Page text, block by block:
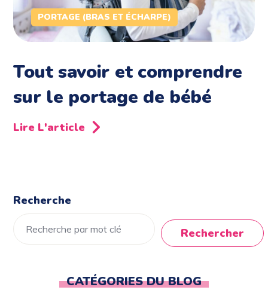
PORTAGE (BRAS ET ÉCHARPE)
Tout savoir et comprendre
sur le portage de bébé
Lire L'article
Recherche
Rechercher
CATÉGORIES DU BLOG